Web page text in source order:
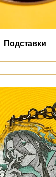
Подставки